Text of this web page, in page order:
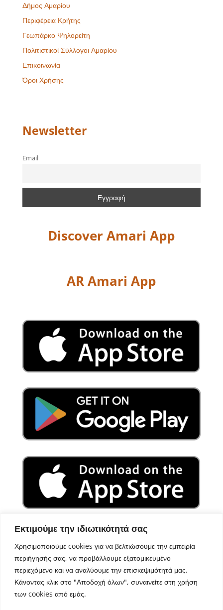
Εκτιμούμε την ιδιωτικότητά σας
Χρησιμοποιούμε cookies για να βελτιώσουμε την εμπειρία
περιήγησής σας, να προβάλλουμε εξατομικευμένο
περιεχόμενο και να αναλύουμε την επισκεψιμότητά μας.
Κάνοντας κλικ στο "Αποδοχή όλων", συναινείτε στη χρήση
των cookies από εμάς.
Δήμος Αμαρίου
Περιφέρεια Κρήτης
Γεωπάρκο Ψηλορείτη
Πολιτιστικοί Σύλλογοι Αμαρίου
Επικοινωνία
Όροι Χρήσης
Newsletter
Email
Discover Amari App
AR Amari App